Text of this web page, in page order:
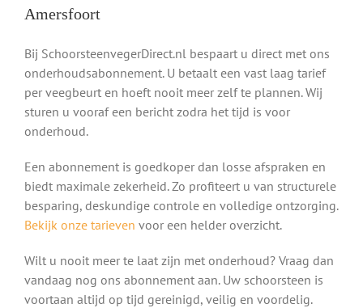
Amersfoort
Bij SchoorsteenvegerDirect.nl bespaart u direct met ons
onderhoudsabonnement. U betaalt een vast laag tarief
per veegbeurt en hoeft nooit meer zelf te plannen. Wij
sturen u vooraf een bericht zodra het tijd is voor
onderhoud.
Een abonnement is goedkoper dan losse afspraken en
biedt maximale zekerheid. Zo profiteert u van structurele
besparing, deskundige controle en volledige ontzorging.
Bekijk onze tarieven voor een helder overzicht.
Wilt u nooit meer te laat zijn met onderhoud? Vraag dan
vandaag nog ons abonnement aan. Uw schoorsteen is
voortaan altijd op tijd gereinigd, veilig en voordelig.